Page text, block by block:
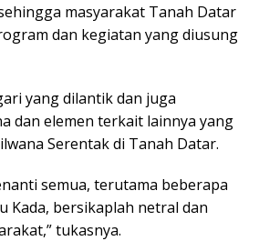
masyarakat Tanah Datar
dan kegiatan yang diusung
yang dilantik dan juga
dan elemen terkait lainnya yang
Serentak di Tanah Datar.
semua, terutama beberapa
Kada, bersikaplah netral dan
tukasnya.